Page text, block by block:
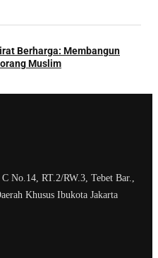
Berharga: Membangun
Muslim
No.14, RT.2/RW.3, Tebet Bar.,
Khusus Ibukota Jakarta